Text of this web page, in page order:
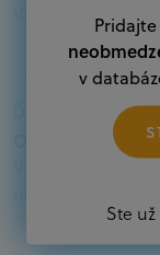
Veľké podniky,
Ďalšie informácie:
Oprávnení
ďalších zdrojov.
v
Ste